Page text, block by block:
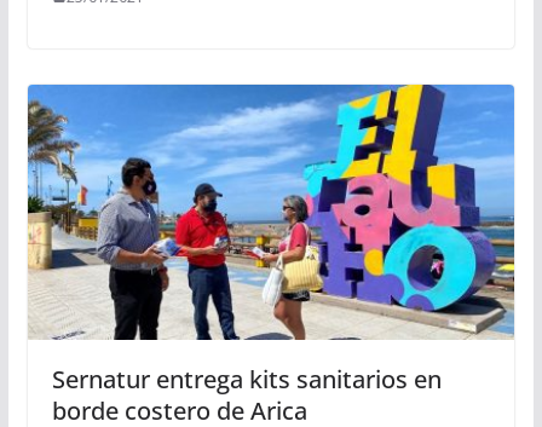
Sernatur entrega kits sanitarios en
borde costero de Arica